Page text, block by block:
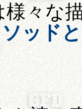
様々な
ッド